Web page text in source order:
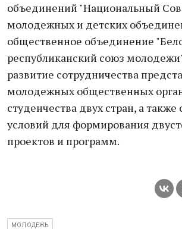
объединений "Национальный
молодежных и детских
общественное объединение
республиканский союз
развитие сотрудничества
молодежных общественных
студенчества двух стран, а также
условий для формирования
проектов и программ.
МОЛОДЕЖЬ